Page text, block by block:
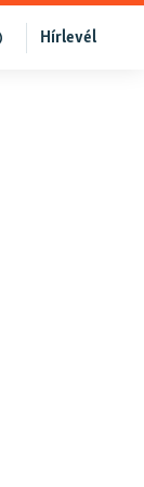
Hírlevél